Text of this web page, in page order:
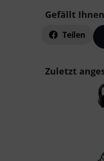
Gefällt
Teilen
Zuletzt